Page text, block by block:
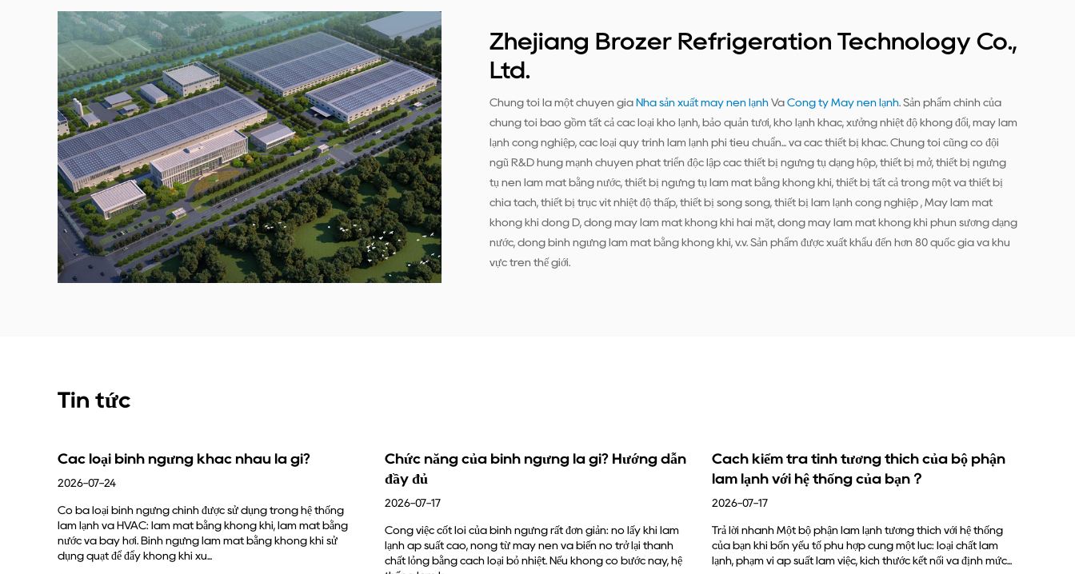
Zhejiang Brozer Refrigeration Technology Co.,
Ltd.
Chúng tôi là một chuyên gia Nhà sản xuất máy nén lạnh Và Công ty Máy nén lạnh . Sản phẩm chính của
chúng tôi bao gồm tất cả các loại kho lạnh, bảo quản tươi, kho lạnh khác, xưởng nhiệt độ không đổi, máy làm
lạnh công nghiệp, các loại quy trình làm lạnh phi tiêu chuẩn... và các thiết bị khác. Chúng tôi cũng có đội
ngũ R&D hùng mạnh chuyên phát triển độc lập các thiết bị ngưng tụ dạng hộp, thiết bị mở, thiết bị ngưng
tụ nén làm mát bằng nước, thiết bị ngưng tụ làm mát bằng không khí, thiết bị tất cả trong một và thiết bị
chia tách, thiết bị trục vít nhiệt độ thấp, thiết bị song song, thiết bị làm lạnh công nghiệp , Máy làm mát
không khí dòng D, dòng máy làm mát không khí hai mặt, dòng máy làm mát không khí phun sương dạng
nước, dòng bình ngưng làm mát bằng không khí, v.v. Sản phẩm được xuất khẩu đến hơn 80 quốc gia và khu
vực trên thế giới.
Tin tức
bình ngưng khác nhau là gì?
loại bình ngưng chính được sử dụng trong hệ thống
và HVAC: làm mát bằng không khí, làm mát bằng
bay hơi. Bình ngưng làm mát bằng không khí sử
để đẩy không khí xu...
Chức năng của bình ngưng là gì? Hướng dẫn
Công việc cốt lõi của bình ngưng rất đơn giản: nó lấy khí làm
lạnh áp suất cao, nóng từ máy nén và biến nó trở lại thành
chất lỏng bằng cách loại bỏ nhiệt. Nếu không có bước này, hệ
Cách kiểm tra tính tương thích của bộ phận
làm lạnh với hệ thống của bạn？
Trả lời nhanh Một bộ phận làm lạnh tương thích với hệ thống
của bạn khi bốn yếu tố phù hợp cùng một lúc: loại chất làm
lạnh, phạm vi áp suất làm việc, kích thước kết nối và định mức...
Chức năng của
lạnh nóng, áp suất cao
lại thành chất lỏng. Khi
môi chất...